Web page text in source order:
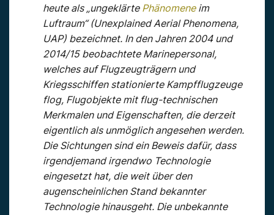
heute als „ungeklärte Phänomeneim
Luftraum“ (Unexplained Aerial Phenomena,
UAP) bezeichnet. In den Jahren 2004 und
2014/15 beobachtete Marinepersonal,
welches auf Flugzeugträgern und
Kriegsschiffen stationierte Kampfflugzeuge
flog, Flugobjekte mit flug-technischen
Merkmalen und Eigenschaften, die derzeit
eigentlich als unmöglich angesehen werden.
Die Sichtungen sind ein Beweis dafür, dass
irgendjemand irgendwo Technologie
eingesetzt hat, die weit über den
augenscheinlichen Stand bekannter
Technologie hinausgeht. Die unbekannte